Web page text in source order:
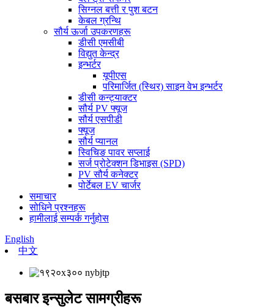
सिग्नल बत्ती र पुश बटन
केबल ग्रन्थि
सौर्य ऊर्जा उपकरणहरू
डीसी एमसीबी
विद्युत केन्द्र
इन्भर्टर
यूपीएस
परिमार्जित (स्थिर) साइन वेभ इन्भर्टर
डीसी कन्ट्याक्टर
सौर्य PV फ्यूज
सौर्य एसपीडी
फ्यूज
सौर्य प्यानल
स्विचिङ पावर सप्लाई
सर्ज प्रोटेक्शन डिभाइस (SPD)
PV सौर्य कनेक्टर
पोर्टेबल EV चार्जर
समाचार
सोधिने प्रश्नहरू
हामीलाई सम्पर्क गर्नुहोस
English
中文
बसबार इन्सुलेट सामग्रीहरू